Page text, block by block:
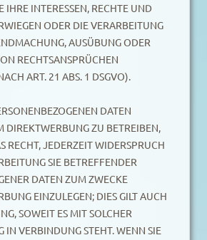
IHRE INTERESSEN, RECHTE UND
ODER DIE VERARBEITUNG
AUSÜBUNG ODER
RECHTSANSPRÜCHEN
ART. 21 ABS. 1 DSGVO).
DATEN
DIREKTWERBUNG ZU BETREIBEN,
RECHT, JEDERZEIT WIDERSPRUCH
SIE BETREFFENDER
DATEN ZUM ZWECKE
EINZULEGEN; DIES GILT AUCH
SOWEIT ES MIT SOLCHER
IN VERBINDUNG STEHT. WENN SIE